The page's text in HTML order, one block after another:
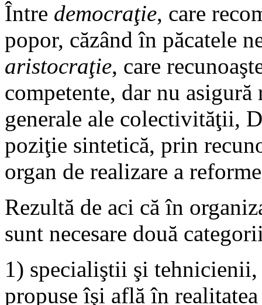
Între democraţie, care
popor, căzând în păcatele
aristocraţie, care
competente, dar nu
generale ale colectivităţii,
poziţie sintetică, prin
organ de realizare a
Rezultă de aci că în
sunt necesare două
1) specialiştii şi tehnicienii,
propuse îşi află în